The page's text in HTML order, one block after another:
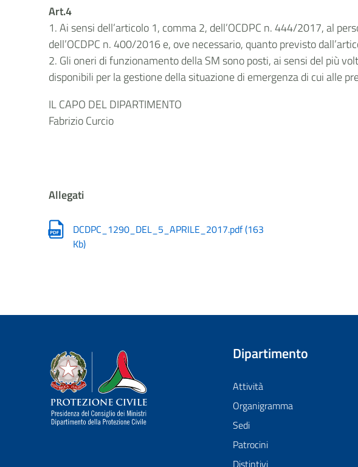
Art.4
1. Ai sensi dell’articolo 1, comma 2, dell’OCDPC n. 444/2017, al
dell’OCDPC n. 400/2016 e, ove necessario, quanto previsto
2. Gli oneri di funzionamento della SM sono posti, ai sensi del più
disponibili per la gestione della situazione di emergenza di cui alle
IL CAPO DEL DIPARTIMENTO
Fabrizio Curcio
Allegati
DCDPC_1290_DEL_5_APRILE_2017.pdf(163
Kb)
Dipartimento della Protezione Civile
Dipartimento
Attività
Organigramma
Sedi
Patrocini
Distintivi